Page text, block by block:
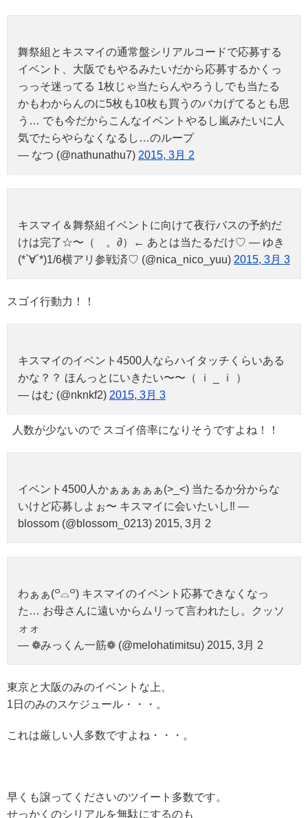
舞祭組とキスマイの通常盤シリアルコードで応募する
イベント、大阪でもやるみたいだから応募するかくっ
っっそ迷ってる 1枚じゃ当たらんやろうしでも当たる
かもわからんのに5枚も10枚も買うのバカげてるとも思
う… でも今だからこんなイベントやるし嵐みたいに人
気でたらやらなくなるし…のループ
— なつ (@nathunathu7) 2015, 3月 2
キスマイ＆舞祭組イベントに向けて夜行バスの予約だ
けは完了☆〜（ゝ。∂）← あとは当たるだけ♡ — ゆき
(*`∀´*)1/6横アリ参戦済♡ (@nica_nico_yuu) 2015, 3月 3
スゴイ行動力！！
キスマイのイベント4500人ならハイタッチくらいある
かな？？ ほんっとにいきたい〜〜（ ｉ _ ｉ ）
— はむ (@nknkf2) 2015, 3月 3
人数が少ないので スゴイ倍率になりそうですよね！！
イベント4500人かぁぁぁぁぁ(>_<) 当たるか分からな
いけど応募しよぉ〜 キスマイに会いたいし‼︎ —
blossom (@blossom_0213) 2015, 3月 2
わぁぁ(꒪⌓꒪) キスマイのイベント応募できなくなっ
た… お母さんに遠いからムリって言われたし。クッソ
ォォ
— ❁みっくん一筋❁ (@melohatimitsu) 2015, 3月 2
東京と大阪のみのイベントな上、
1日のみのスケジュール・・・。
これは厳しい人多数ですよね・・・。
早くも譲ってくださいのツイート多数です。
せっかくのシリアルを無駄にするのも